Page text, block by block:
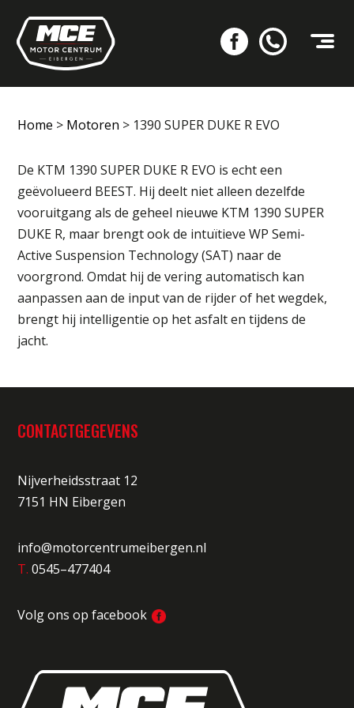
Home > Motoren > 1390 SUPER DUKE R EVO
De KTM 1390 SUPER DUKE R EVO is echt een
geëvolueerd BEEST. Hij deelt niet alleen dezelfde
vooruitgang als de geheel nieuwe KTM 1390 SUPER
DUKE R, maar brengt ook de intuïtieve WP Semi-
Active Suspension Technology (SAT) naar de
voorgrond. Omdat hij de vering automatisch kan
aanpassen aan de input van de rijder of het wegdek,
brengt hij intelligentie op het asfalt en tijdens de
jacht.
CONTACTGEGEVENS
Nijverheidsstraat 12
7151 HN Eibergen
info@motorcentrumeibergen.nl
T. 0545–477404
Volg ons op facebook